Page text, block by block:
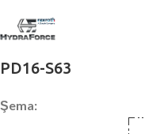
PD16-S63
Şema: